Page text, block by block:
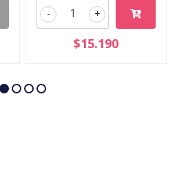
+
-
$15.190